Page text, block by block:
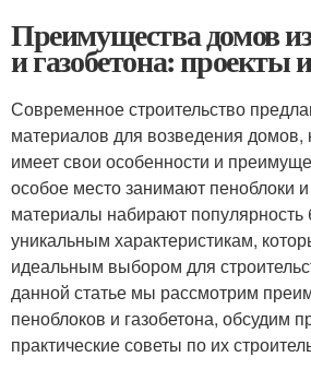
Преимущества домов
и газобетона: проекты
Современное строительство
материалов для возведения домов,
имеет свои особенности и
особое место занимают пеноблоки и
материалы набирают популярность
уникальным характеристикам,
идеальным выбором для
данной статье мы рассмотрим
пеноблоков и газобетона, обсудим
практические советы по их